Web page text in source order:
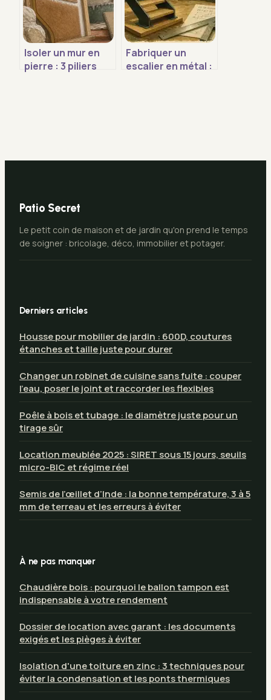
Isoler un mur en
pierre : 3 piliers
Fabriquer un
escalier en métal :
Patio Secret
Le petit coin de maison et de jardin qu'on prend le temps
de soigner : bricolage, déco, immobilier et potager.
Derniers articles
Housse pour mobilier de jardin : 600D, coutures
étanches et taille juste pour durer
Changer un robinet de cuisine sans fuite : couper
l’eau, poser le joint et raccorder les flexibles
Poêle à bois et tubage : le diamètre juste pour un
tirage sûr
Location meublée 2025 : SIRET sous 15 jours, seuils
micro-BIC et régime réel
Semis de l’œillet d’Inde : la bonne température, 3 à 5
mm de terreau et les erreurs à éviter
À ne pas manquer
Chaudière bois : pourquoi le ballon tampon est
indispensable à votre rendement
Dossier de location avec garant : les documents
exigés et les pièges à éviter
Isolation d'une toiture en zinc : 3 techniques pour
éviter la condensation et les ponts thermiques